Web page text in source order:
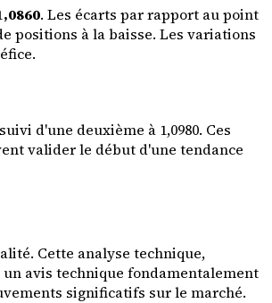
. Les écarts par rapport au point
positions à la baisse. Les variations
d'une deuxième à 1,0980. Ces
valider le début d'une tendance
Cette analyse technique,
un avis technique fondamentalement
significatifs sur le marché.